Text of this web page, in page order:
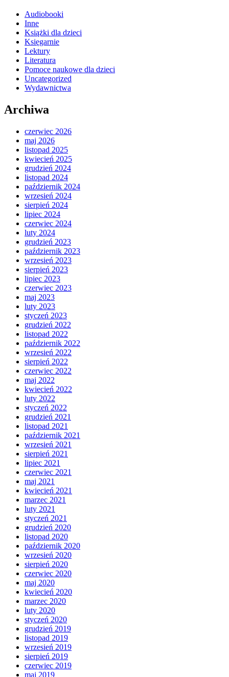
Audiobooki
Inne
Książki dla dzieci
Księgarnie
Lektury
Literatura
Pomoce naukowe dla dzieci
Uncategorized
Wydawnictwa
Archiwa
czerwiec 2026
maj 2026
listopad 2025
kwiecień 2025
grudzień 2024
listopad 2024
październik 2024
wrzesień 2024
sierpień 2024
lipiec 2024
czerwiec 2024
luty 2024
grudzień 2023
październik 2023
wrzesień 2023
sierpień 2023
lipiec 2023
czerwiec 2023
maj 2023
luty 2023
styczeń 2023
grudzień 2022
listopad 2022
październik 2022
wrzesień 2022
sierpień 2022
czerwiec 2022
maj 2022
kwiecień 2022
luty 2022
styczeń 2022
grudzień 2021
listopad 2021
październik 2021
wrzesień 2021
sierpień 2021
lipiec 2021
czerwiec 2021
maj 2021
kwiecień 2021
marzec 2021
luty 2021
styczeń 2021
grudzień 2020
listopad 2020
październik 2020
wrzesień 2020
sierpień 2020
czerwiec 2020
maj 2020
kwiecień 2020
marzec 2020
luty 2020
styczeń 2020
grudzień 2019
listopad 2019
wrzesień 2019
sierpień 2019
czerwiec 2019
maj 2019